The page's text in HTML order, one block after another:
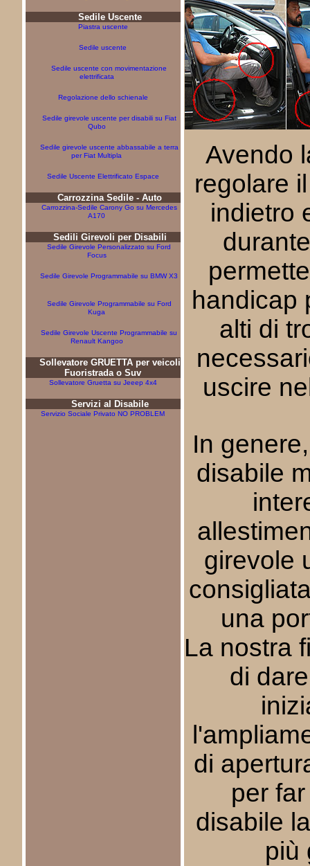
Sedile Uscente
Piastra uscente
Sedile uscente
Sedile uscente con movimentazione
elettrificata
Regolazione dello schienale
Sedile girevole uscente per disabili su Fiat
Qubo
Sedile girevole uscente abbassabile a terra
per Fiat Multipla
Sedile Uscente Elettrificato Espace
Carrozzina Sedile - Auto
Carrozzina-Sedile Carony Go su Mercedes
A170
Sedili Girevoli per Disabili
Sedile Girevole Personalizzato su Ford
Focus
Sedile Girevole Programmabile su BMW X3
Sedile Girevole Programmabile su Ford
Kuga
Sedile Girevole Uscente Programmabile su
Renault Kangoo
Sollevatore GRUETTA per veicoli
Fuoristrada o Suv
Sollevatore Gruetta su Jeeep 4x4
Servizi al Disabile
Servizio Sociale Privato NO PROBLEM
Avendo
regolare
indietro
handicap
alti di
uscire
In
disabile
girevole
una
La nostra
di
di
per
disabile
più